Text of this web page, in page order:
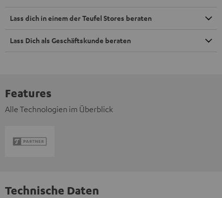
Lass dich in einem der Teufel Stores beraten
Lass Dich als Geschäftskunde beraten
Features
Alle Technologien im Überblick
Technische Daten